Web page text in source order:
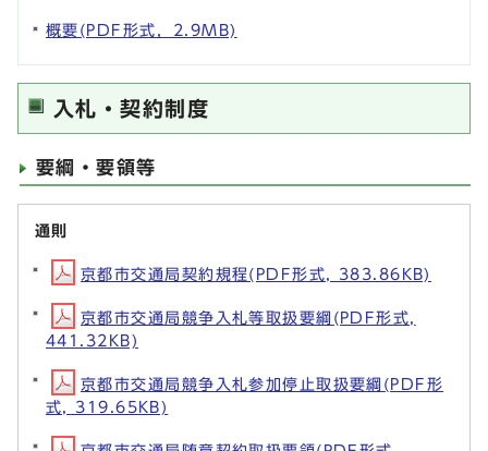
概要(PDF形式，2.9MB)
入札・契約制度
要綱・要領等
通則
京都市交通局契約規程(PDF形式, 383.86KB)
京都市交通局競争入札等取扱要綱(PDF形式,
441.32KB)
京都市交通局競争入札参加停止取扱要綱(PDF形
式, 319.65KB)